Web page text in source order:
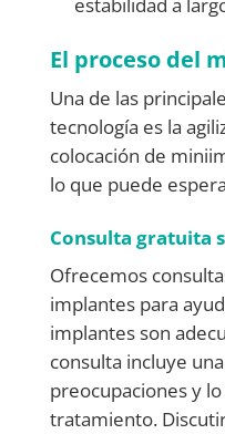
estabilidad a
El proceso del
Una de las
tecnología es la
colocación de
lo que puede
Consulta gratuita
Ofrecemos
implantes para
implantes son
consulta incluye
preocupaciones y
tratamiento.